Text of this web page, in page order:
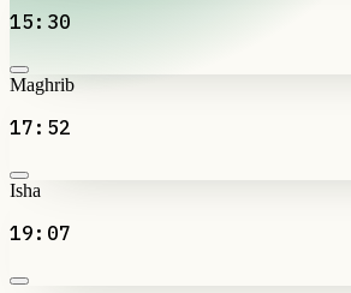
15:30
Maghrib
17:52
Isha
19:07